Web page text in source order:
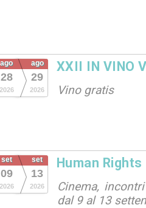
ago
28
2026
ago
29
2026
XXII IN VINO
Vino gratis
set
09
2026
set
13
2026
Human
Cinema,
dal 9 al 13